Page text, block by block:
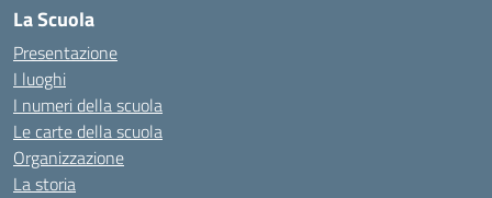
La Scuola
Presentazione
I luoghi
I numeri della scuola
Le carte della scuola
Organizzazione
La storia